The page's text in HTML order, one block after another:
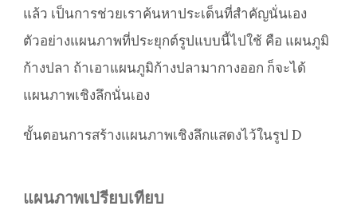
แล้ว เป็นการช่วยเราค้นหาประเด็นที่สำคัญนั่นเอง
ตัวอย่างแผนภาพที่ประยุกต์รูปแบบนี้ไปใช้ คือ แผนภูมิ
ก้างปลา ถ้าเอาแผนภูมิก้างปลามากางออก ก็จะได้
แผนภาพเชิงลึกนั่นเอง
ขั้นตอนการสร้างแผนภาพเชิงลึกแสดงไว้ในรูป D
แผนภาพเปรียบเทียบ